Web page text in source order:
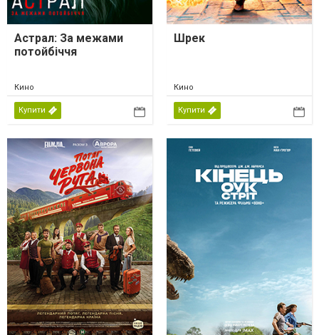
Астрал: За межами
потойбіччя
Кино
Купити
Шрек
Кино
Купити